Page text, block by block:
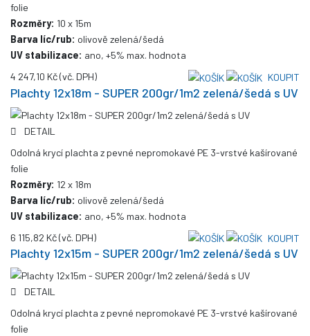
folie
Rozměry: 10 x 15m
Barva líc/rub: olivově zelená/šedá
UV stabilizace: ano, +5% max. hodnota
4 247,10 Kč(vč. DPH) KOUPIT
Plachty 12x18m - SUPER 200gr/1m2 zelená/šedá s UV
DETAIL
Odolná krycí plachta z pevné nepromokavé PE 3-vrstvé kašírované
folie
Rozměry: 12 x 18m
Barva líc/rub: olivově zelená/šedá
UV stabilizace: ano, +5% max. hodnota
6 115,82 Kč(vč. DPH) KOUPIT
Plachty 12x15m - SUPER 200gr/1m2 zelená/šedá s UV
DETAIL
Odolná krycí plachta z pevné nepromokavé PE 3-vrstvé kašírované
folie